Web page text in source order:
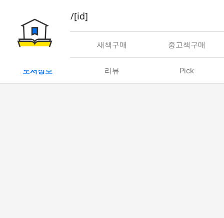
book/rent/[id]
대여 새책구매 중고책구매
도서정보 리뷰 Pick